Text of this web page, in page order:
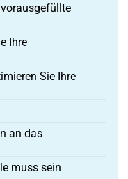
Ihre
Sie Ihre
an das
muss sein